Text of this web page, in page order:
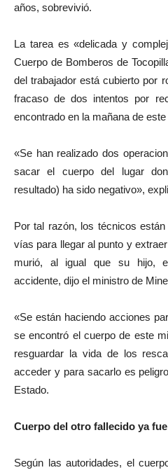
años, sobrevivió.
La tarea es «delicada y
Cuerpo de Bomberos de
del trabajador está cubierto por
fracaso de dos intentos por
encontrado en la mañana de
«Se han realizado dos
sacar el cuerpo del lugar
resultado) ha sido negativo»,
Por tal razón, los técnicos
vías para llegar al punto y
murió, al igual que su hijo,
accidente, dijo el ministro de
«Se están haciendo acciones
se encontró el cuerpo de este
resguardar la vida de los
acceder y para sacarlo es
Estado.
Cuerpo del otro fallecido ya
Según las autoridades, el